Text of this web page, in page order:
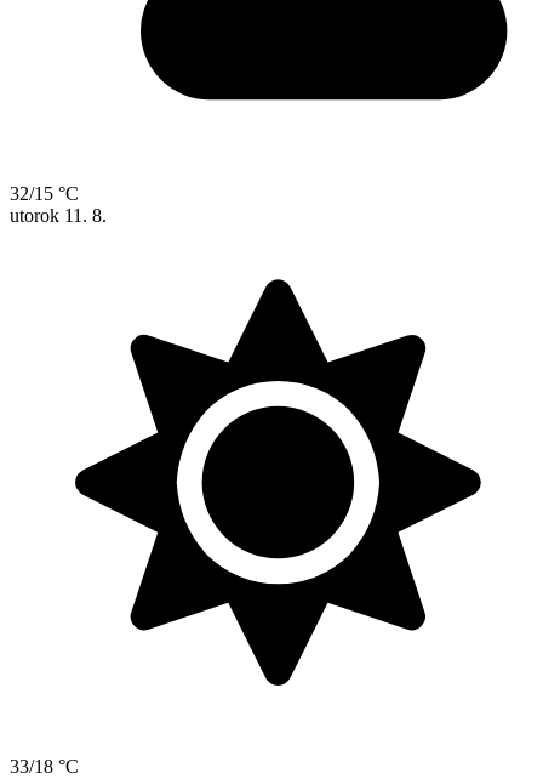
32/15 °C
utorok 11. 8.
33/18 °C